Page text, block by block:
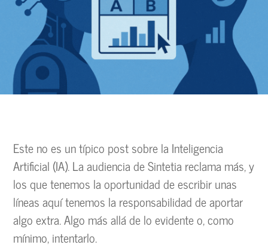
Este no es un típico post sobre la Inteligencia
Artificial (IA). La audiencia de Sintetia reclama más, y
los que tenemos la oportunidad de escribir unas
líneas aquí tenemos la responsabilidad de aportar
algo extra. Algo más allá de lo evidente o, como
mínimo, intentarlo.